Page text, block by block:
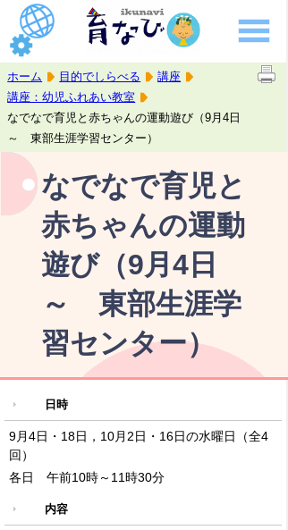
ホーム 目的でしらべる
講座
講座：幼児ふれあい教室
なでなで育児と赤ちゃんの運動遊び（9月4日
～ 東部生涯学習センター）
なでなで育児と
赤ちゃんの運動
遊び（9月4日
～ 東部生涯学
習センター）
日時
9月4日・18日，10月2日・16日の水曜日（全4
回）
各日 午前10時～11時30分
内容